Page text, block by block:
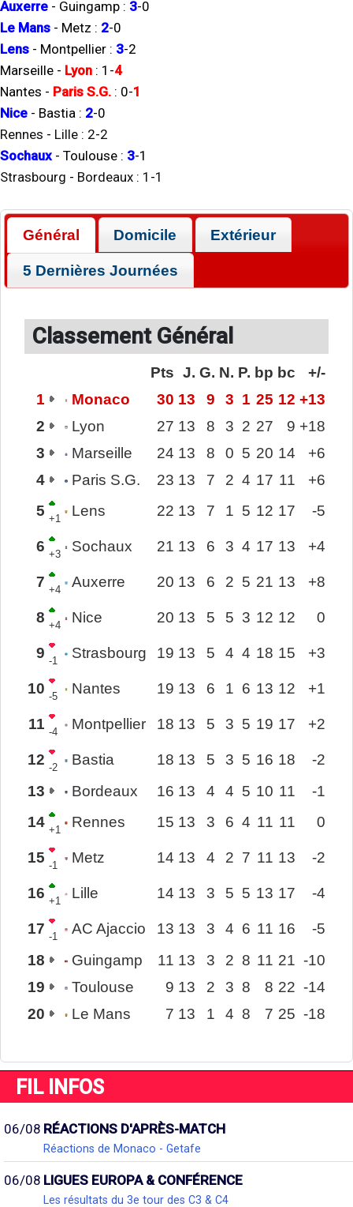
Auxerre - Guingamp : 3-0
Le Mans - Metz : 2-0
Lens - Montpellier : 3-2
Marseille - Lyon : 1 -4
Nantes - Paris S.G. : 0-1
Nice - Bastia : 2-0
Rennes - Lille : 2-2
Sochaux - Toulouse : 3-1
Strasbourg - Bordeaux : 1 -1
Général Domicile Extérieur
5 Dernières Journées
Classement Général
Pts J. G. N. P. bp bc
+/-
1
Monaco 30 13 9 3 1 25 12 +13
2
Lyon 27 13 8 3 2 27 9 +18
3
Marseille 24 13 8 0 5 20 14
+6
4
Paris S.G. 23 13 7 2 4 17 11
+6
5 +1 Lens 22 13 7 1 5 12 17 -5
6 +3 Sochaux 21 13 6 3 4 17 13 +4
7 +4 Auxerre 20 13 6 2 5 21 13 +8
8 +4 Nice 20 13 5 5 3 12 12 0
9 -1 Strasbourg 19 13 5 4 4 18 15 +3
10 -5 Nantes 19 13 6 1 6 13 12 +1
11 -4 Montpellier 18 13 5 3 5 19 17 +2
12 -2 Bastia 18 13 5 3 5 16 18
-2
13
Bordeaux 16 13 4 4 5 10 11
-1
14 +1 Rennes 15 13 3 6 4 11 11 0
15 -1 Metz 14 13 4 2 7 11 13 -2
16 +1 Lille 14 13 3 5 5 13 17 -4
17 -1 AC Ajaccio 13 13 3 4 6 11 16
-5
18
Guingamp 11 13 3 2 8 11 21 -10
19
Toulouse 9 13 2 3 8 8 22 -14
20
Le Mans 7 13 1 4 8 7 25 -18
FIL INFOS
06/08 RÉACTIONS D'APRÈS-MATCH
Réactions de Monaco - Getafe
06/08 LIGUES EUROPA & CONFÉRENCE
Les résultats du 3e tour des C3 & C4